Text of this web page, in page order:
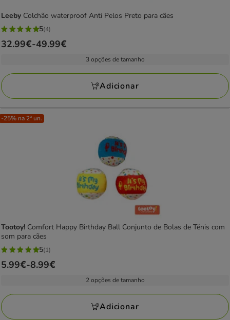
Leeby Colchão waterproof Anti Pelos Preto para cães
5
estrelas
avaliações
5(4)
Preço
a
49.99€
32.99€-49.99€
3 opções de tamanho
Adicionar
-25% na 2ª un.
Tootoy! Comfort Happy Birthday Ball Conjunto de Bolas de Ténis com
som para cães
5
estrelas
avaliações
5(1)
Preço
a
8.99€
5.99€-8.99€
2 opções de tamanho
Adicionar